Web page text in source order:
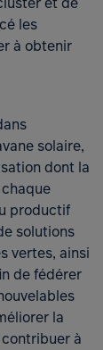
les
à obtenir
solaire,
dont la
productif
solutions
vertes, ainsi
de fédérer
la
à